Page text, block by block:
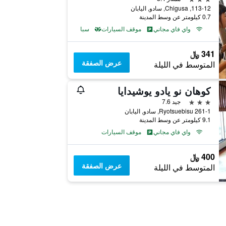
113-12, Chigusa, سادو, اليابان
0.7 كيلومتر عن وسط المدينة
واي فاي مجاني
موقف السيارات سبا
341 ﷼
المتوسط في الليلة عرض الصفقة
كوهان نو يادو يوشيدايا
3 نجوم
جيد 7.6
261-1 Ryotsuebisu, سادو, اليابان
9.1 كيلومتر عن وسط المدينة
واي فاي مجاني
موقف السيارات
400 ﷼
المتوسط في الليلة عرض الصفقة